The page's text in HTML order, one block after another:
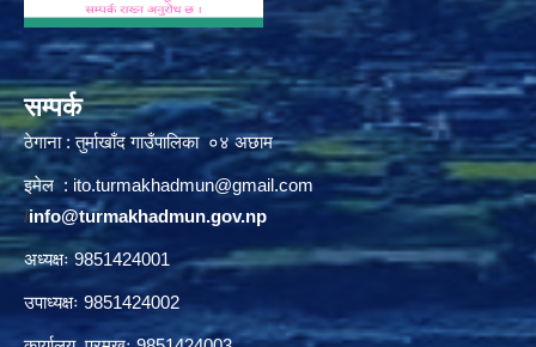
सम्पर्क
ठेगाना : तुर्माखाँद गाउँपालिका ०४ अछाम
इमेल : ito.turmakhadmun@gmail.com
/info@turmakhadmun.gov.np
अध्यक्षः 9851424001
उपाध्यक्षः 9851424002